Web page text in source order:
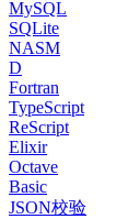
MySQL
SQLite
NASM
D
Fortran
TypeScript
ReScript
Elixir
Octave
Basic
JSON校验